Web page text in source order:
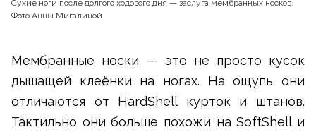
Сухие ноги после долгого ходового дня — заслуга мембранных носков.
Фото Анны Мигалиной
Мембранные носки — это не просто кусок
дышащей клеёнки на ногах. На ощупь они
отличаются от HardShell курток и штанов.
Тактильно они больше похожи на SoftShell и